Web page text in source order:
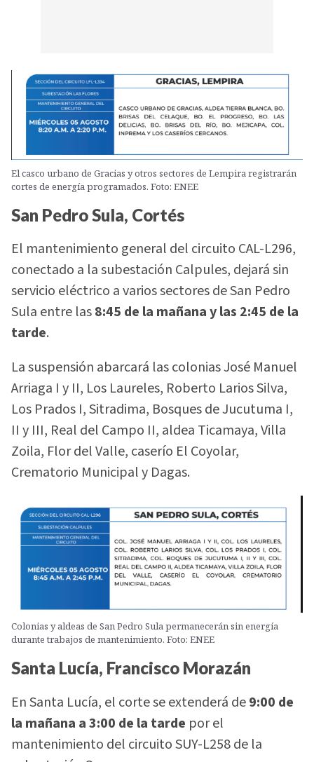
El casco urbano de Gracias y otros sectores de Lempira registrarán
cortes de energía programados. Foto: ENEE
San Pedro Sula, Cortés
El mantenimiento general del circuito CAL-L296,
conectado a la subestación Calpules, dejará sin
servicio eléctrico a varios sectores de San Pedro
Sula entre las8:45 de la mañana y las 2:45 de la
tarde.
La suspensión abarcará las colonias José Manuel
Arriaga I y II, Los Laureles, Roberto Larios Silva,
Los Prados I, Sitradima, Bosques de Jucutuma I,
II y III, Real del Campo II, aldea Ticamaya, Villa
Zoila, Flor del Valle, caserío El Coyolar,
Crematorio Municipal y Dagas.
Colonias y aldeas de San Pedro Sula permanecerán sin energía
durante trabajos de mantenimiento. Foto: ENEE
Santa Lucía, Francisco Morazán
En Santa Lucía, el corte se extenderá de9:00 de
la mañana a 3:00 de la tarde por el
mantenimiento del circuito SUY-L258 de la